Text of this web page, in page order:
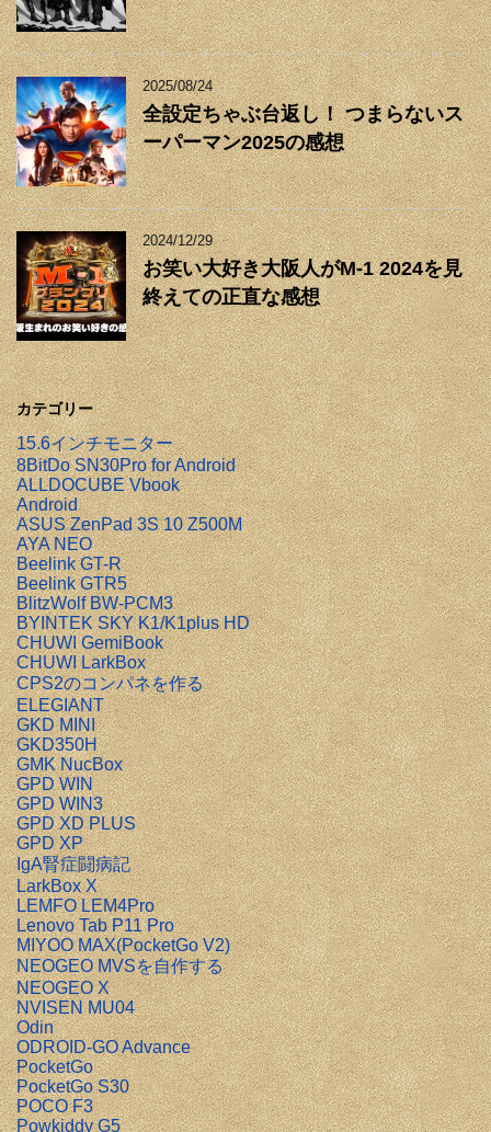
2025/08/24
全設定ちゃぶ台返し！ つまらないス
ーパーマン2025の感想
2024/12/29
お笑い大好き大阪人がM-1 2024を見
終えての正直な感想
カテゴリー
15.6インチモニター
8BitDo SN30Pro for Android
ALLDOCUBE Vbook
Android
ASUS ZenPad 3S 10 Z500M
AYA NEO
Beelink GT-R
Beelink GTR5
BlitzWolf BW-PCM3
BYINTEK SKY K1/K1plus HD
CHUWI GemiBook
CHUWI LarkBox
CPS2のコンパネを作る
ELEGIANT
GKD MINI
GKD350H
GMK NucBox
GPD WIN
GPD WIN3
GPD XD PLUS
GPD XP
IgA腎症闘病記
LarkBox X
LEMFO LEM4Pro
Lenovo Tab P11 Pro
MIYOO MAX(PocketGo V2)
NEOGEO MVSを自作する
NEOGEO X
NVISEN MU04
Odin
ODROID-GO Advance
PocketGo
PocketGo S30
POCO F3
Powkiddy G5